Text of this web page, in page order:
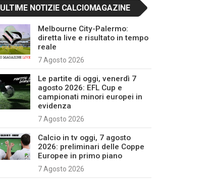
ULTIME NOTIZIE CALCIOMAGAZINE
Melbourne City-Palermo:
diretta live e risultato in tempo
reale
7 Agosto 2026
Le partite di oggi, venerdì 7
agosto 2026: EFL Cup e
campionati minori europei in
evidenza
7 Agosto 2026
Calcio in tv oggi, 7 agosto
2026: preliminari delle Coppe
Europee in primo piano
7 Agosto 2026